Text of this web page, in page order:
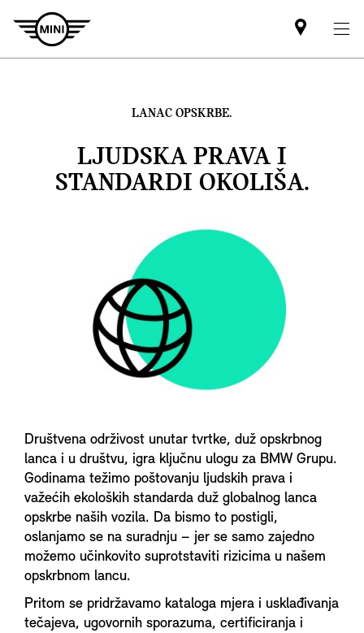
Mini
dealer
LANAC OPSKRBE.
LJUDSKA PRAVA I
STANDARDI OKOLIŠA.
Društvena održivost unutar tvrtke, duž opskrbnog
lanca i u društvu, igra ključnu ulogu za BMW Grupu.
Godinama težimo poštovanju ljudskih prava i
važećih ekoloških standarda duž globalnog lanca
opskrbe naših vozila. Da bismo to postigli,
oslanjamo se na suradnju – jer se samo zajedno
možemo učinkovito suprotstaviti rizicima u našem
opskrbnom lancu.
Pritom se pridržavamo kataloga mjera i usklađivanja
tečajeva, ugovornih sporazuma, certificiranja i